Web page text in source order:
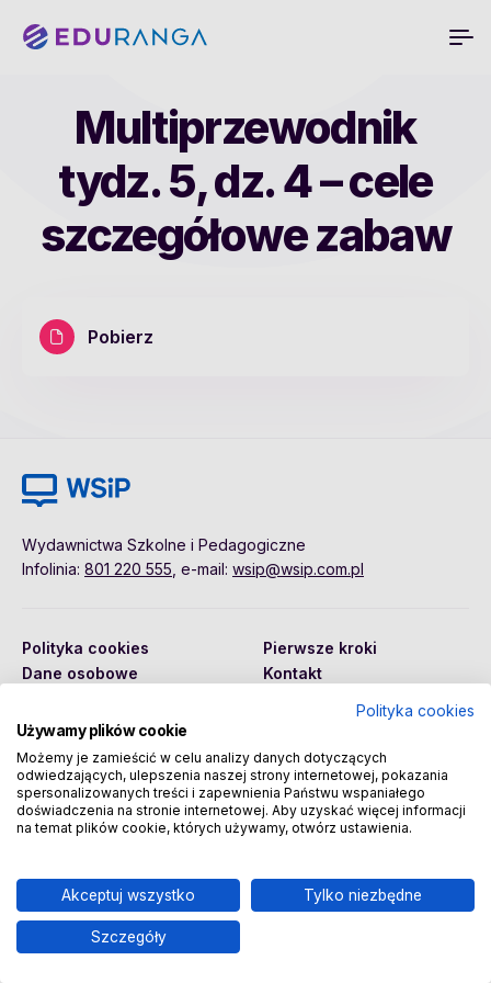
Multiprzewodnik
tydz. 5, dz. 4 – cele
szczegółowe zabaw
Pobierz
Wydawnictwa Szkolne i Pedagogiczne
Infolinia: 801 220 555 , e-mail: wsip@wsip.com.pl
Polityka cookies
Dane osobowe
Pierwsze kroki
Kontakt
Copyright © 2026 Wydawnictwa Szkolne i Pedagogiczne
Spółka Akcyjna
Polityka cookies
Używamy plików cookie
Możemy je zamieścić w celu analizy danych dotyczących
odwiedzających, ulepszenia naszej strony internetowej, pokazania
spersonalizowanych treści i zapewnienia Państwu wspaniałego
doświadczenia na stronie internetowej. Aby uzyskać więcej informacji
na temat plików cookie, których używamy, otwórz ustawienia.
Akceptuj wszystko Tylko niezbędne
Szczegóły